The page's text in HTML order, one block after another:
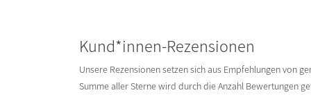
Kund*innen-Rezensionen
Unsere Rezensionen setzen sich aus Empfehlungen von
Summe aller Sterne wird durch die Anzahl Bewertungen